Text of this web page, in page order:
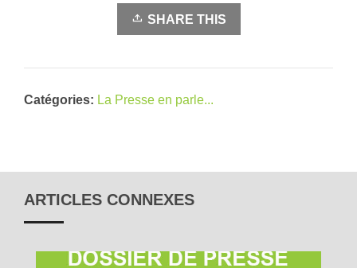
SHARE THIS
Catégories: La Presse en parle...
ARTICLES CONNEXES